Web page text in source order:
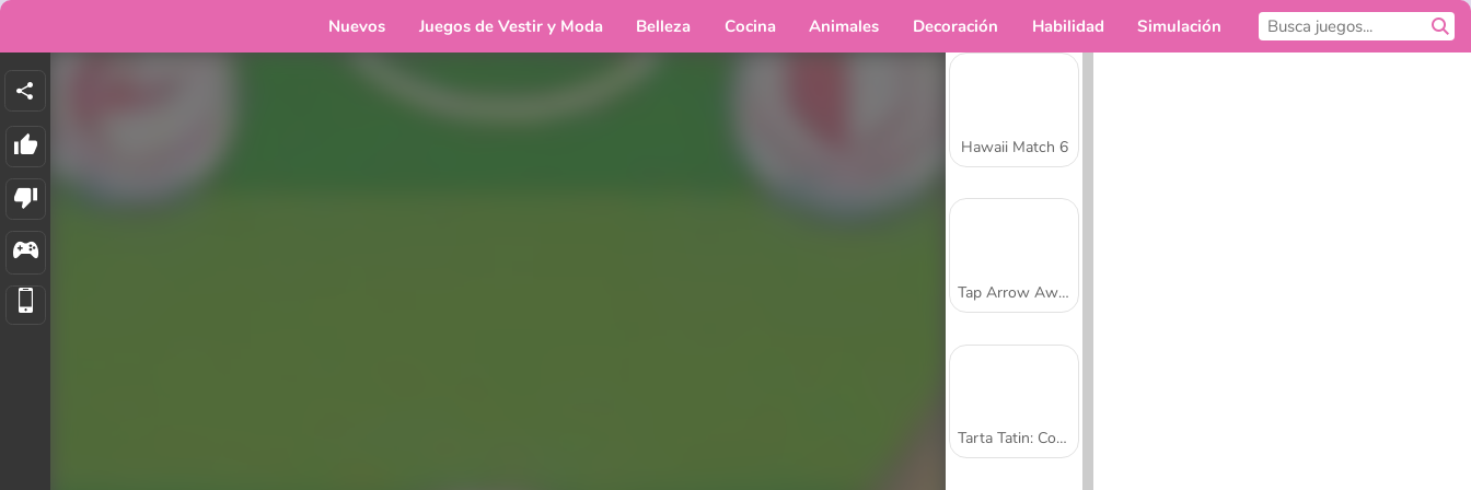
Nuevos Juegos de Vestir y Moda Belleza Cocina Animales Decoración Habilidad Simulación
Hawaii Match 6
Tap Arrow Away
Tarta Tatin: Cocina con Sara